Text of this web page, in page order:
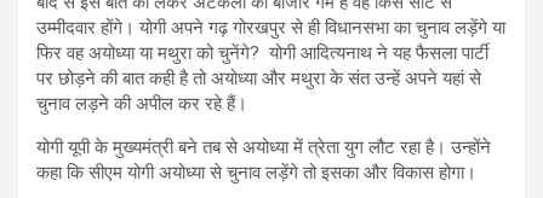
उम्मीदवार होंगे। योगी अपने गढ़ गोरखपुर से ही विधानसभा का चुनाव लड़ेंगे या
फिर वह अयोध्या या मथुरा को चुनेंगे? योगी आदित्यनाथ ने यह फैसला पार्टी
पर छोड़ने की बात कही है तो अयोध्या और मथुरा के संत उन्हें अपने यहां से
चुनाव लड़ने की अपील कर रहे हैं।
योगी यूपी के मुख्यमंत्री बने तब से अयोध्या में त्रेता युग लौट रहा है। उन्होंने
कहा कि सीएम योगी अयोध्या से चुनाव लड़ेंगे तो इसका और विकास होगा।